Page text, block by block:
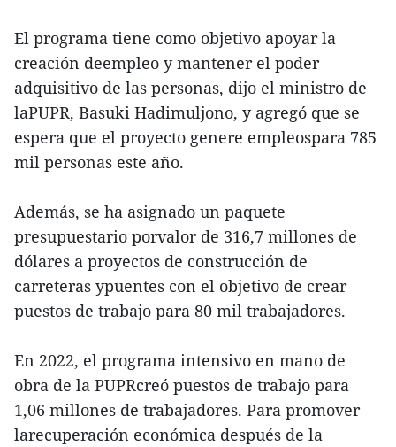
El programa tiene como objetivo apoyar la
creación deempleo y mantener el poder
adquisitivo de las personas, dijo el ministro de
laPUPR, Basuki Hadimuljono, y agregó que se
espera que el proyecto genere empleospara 785
mil personas este año.
Además, se ha asignado un paquete
presupuestario porvalor de 316,7 millones de
dólares a proyectos de construcción de
carreteras ypuentes con el objetivo de crear
puestos de trabajo para 80 mil trabajadores.
En 2022, el programa intensivo en mano de
obra de la PUPRcreó puestos de trabajo para
1,06 millones de trabajadores. Para promover
larecuperación económica después de la